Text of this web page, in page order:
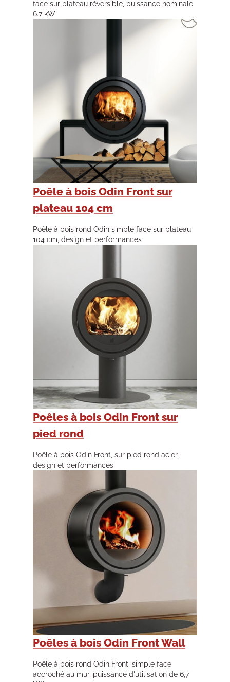
face sur plateau réversible, puissance nominale
6.7 kW
Poêle à bois Odin Front sur
plateau 104 cm
Poêle à bois rond Odin simple face sur plateau
104 cm, design et performances
Poêles à bois Odin Front sur
pied rond
Poêle à bois Odin Front, sur pied rond acier,
design et performances
Poêles à bois Odin Front Wall
Poêle à bois rond Odin Front, simple face
accroché au mur, puissance d'utilisation de 6,7